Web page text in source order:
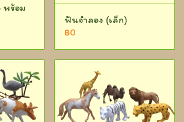
พร้อม
ฟันจำลอง (เล็ก)
฿0